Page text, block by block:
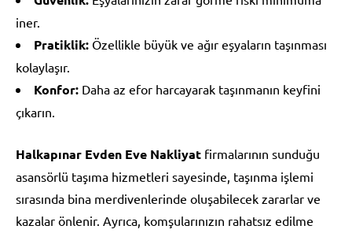
iner.
Pratiklik: Özellikle büyük ve ağır eşyaların taşınması
kolaylaşır.
Konfor: Daha az efor harcayarak taşınmanın keyfini
çıkarın.
Halkapınar Evden Eve Nakliyat firmalarının sunduğu
asansörlü taşıma hizmetleri sayesinde, taşınma işlemi
sırasında bina merdivenlerinde oluşabilecek zararlar ve
kazalar önlenir. Ayrıca, komşularınızın rahatsız edilme